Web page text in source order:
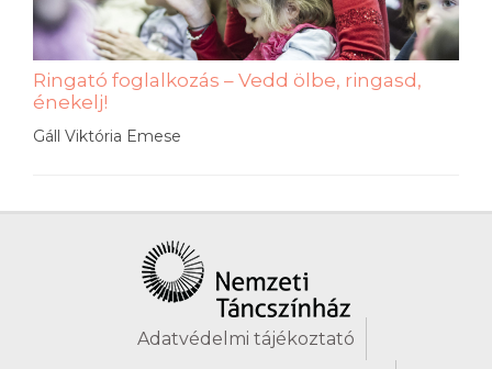
Ringató foglalkozás – Vedd ölbe, ringasd,
énekelj!
Gáll Viktória Emese
Adatvédelmi tájékoztató